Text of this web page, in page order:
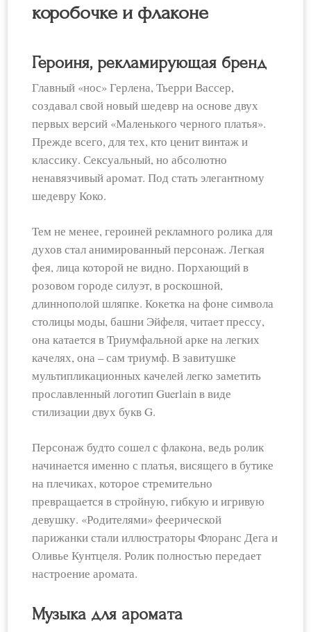
коробочке и флаконе
Героиня, рекламирующая бренд
Главный «нос» Герлена, Тьерри Вассер,
создавал свой новый шедевр на основе двух
первых версий «Маленького черного платья».
Прежде всего, для тех, кто ценит винтаж и
классику. Сексуальный, но абсолютно
ненавязчивый аромат. Под стать элегантному
шедевру Коко.
Тем не менее, героиней рекламного ролика для
духов стал анимированный персонаж. Легкая
фея, лица которой не видно. Порхающий в
розовом городе силуэт, в роскошной,
длиннополой шляпке. Кокетка на фоне символа
столицы моды, башни Эйфеля, читает прессу,
она катается в Триумфальной арке на легких
качелях, она – сам триумф. В завитушке
мультипликационных качелей легко заметить
прославленный логотип Guerlain в виде
стилизации двух букв G.
Персонаж будто сошел с флакона, ведь ролик
начинается именно с платья, висящего в бутике
на плечиках, которое стремительно
превращается в стройную, гибкую и игривую
девушку. «Родителями» феерической
парижанки стали иллюстраторы Флоранс Дега и
Оливье Кунтцеля. Ролик полностью передает
настроение аромата.
Музыка для аромата